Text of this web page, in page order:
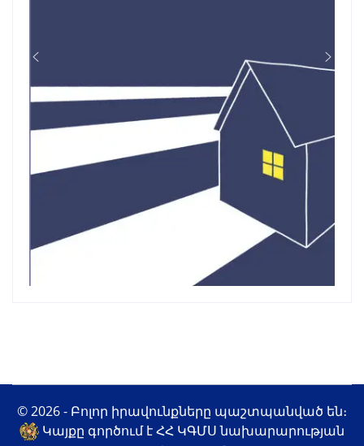
© 2026 - Բոլոր իրավունքները պաշտպանված են։
Կայքը գործում է ՀՀ ԿԳՄՍ նախարարության